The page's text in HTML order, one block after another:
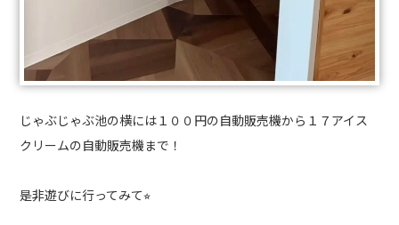
じゃぶじゃぶ池の横には１００円の自動販売機から１７アイス
クリームの自動販売機まで！
是非遊びに行ってみて⭐︎